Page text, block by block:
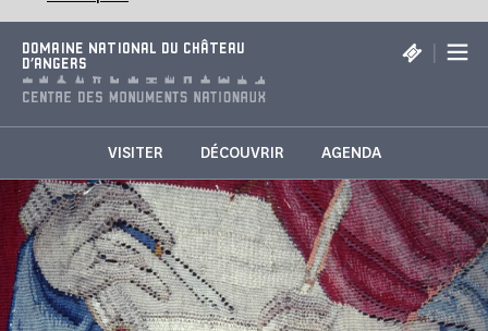
DOMAINE NATIONAL DU CHÂTEAU
D'ANGERS
|
VISITER DÉCOUVRIR AGENDA